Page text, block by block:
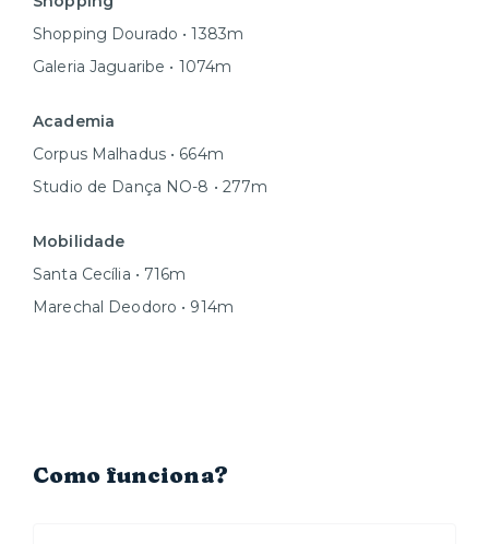
Shopping Dourado • 1383m
Galeria Jaguaribe • 1074m
Academia
Corpus Malhadus • 664m
Studio de Dança NO-8 • 277m
Mobilidade
Santa Cecília • 716m
Marechal Deodoro • 914m
Como funciona?